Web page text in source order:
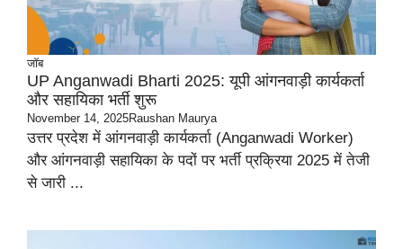
जॉब
UP Anganwadi Bharti 2025: यूपी आंगनवाड़ी कार्यकर्ता
और सहायिका भर्ती शुरू
November 14, 2025Raushan Maurya
उत्तर प्रदेश में आंगनवाड़ी कार्यकर्ता (Anganwadi Worker)
और आंगनवाड़ी सहायिका के पदों पर भर्ती प्रक्रिया 2025 में तेजी
से जारी ...